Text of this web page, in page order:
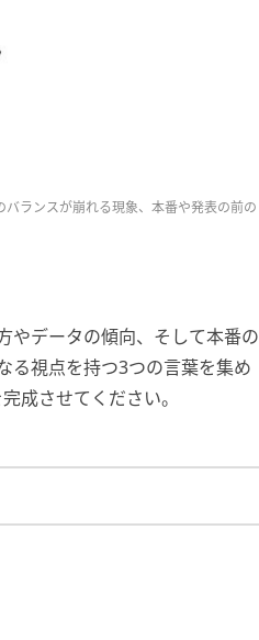
ランスが崩れる現象、本番や発表の前の
やデータの傾向、そして本番の
る視点を持つ3つの言葉を集め
成させてください。